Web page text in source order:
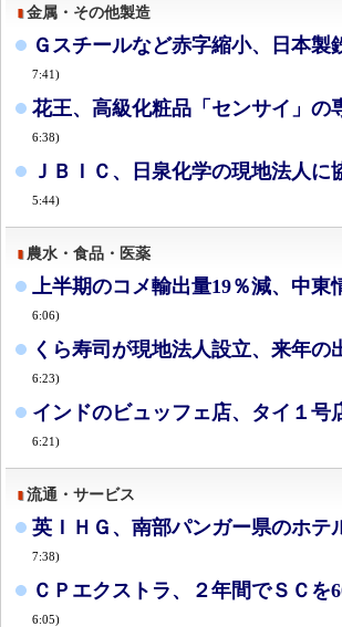
金属・その他製造
Ｇスチールなど赤字縮小、日本製
7:41)
花王、高級化粧品「センサイ」の
6:38)
ＪＢＩＣ、日泉化学の現地法人に
5:44)
農水・食品・医薬
上半期のコメ輸出量19％減、中東
6:06)
くら寿司が現地法人設立、来年の
6:23)
インドのビュッフェ店、タイ１号
6:21)
流通・サービス
英ＩＨＧ、南部パンガー県のホテ
7:38)
ＣＰエクストラ、２年間でＳＣを
6:05)